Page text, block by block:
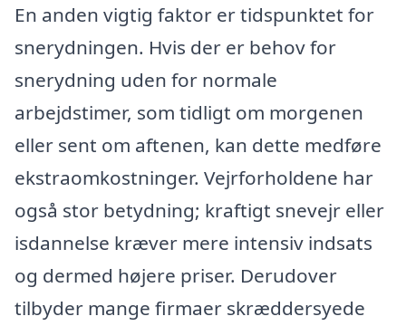
En anden vigtig faktor er tidspunktet for
snerydningen. Hvis der er behov for
snerydning uden for normale
arbejdstimer, som tidligt om morgenen
eller sent om aftenen, kan dette medføre
ekstraomkostninger. Vejrforholdene har
også stor betydning; kraftigt snevejr eller
isdannelse kræver mere intensiv indsats
og dermed højere priser. Derudover
tilbyder mange firmaer skræddersyede